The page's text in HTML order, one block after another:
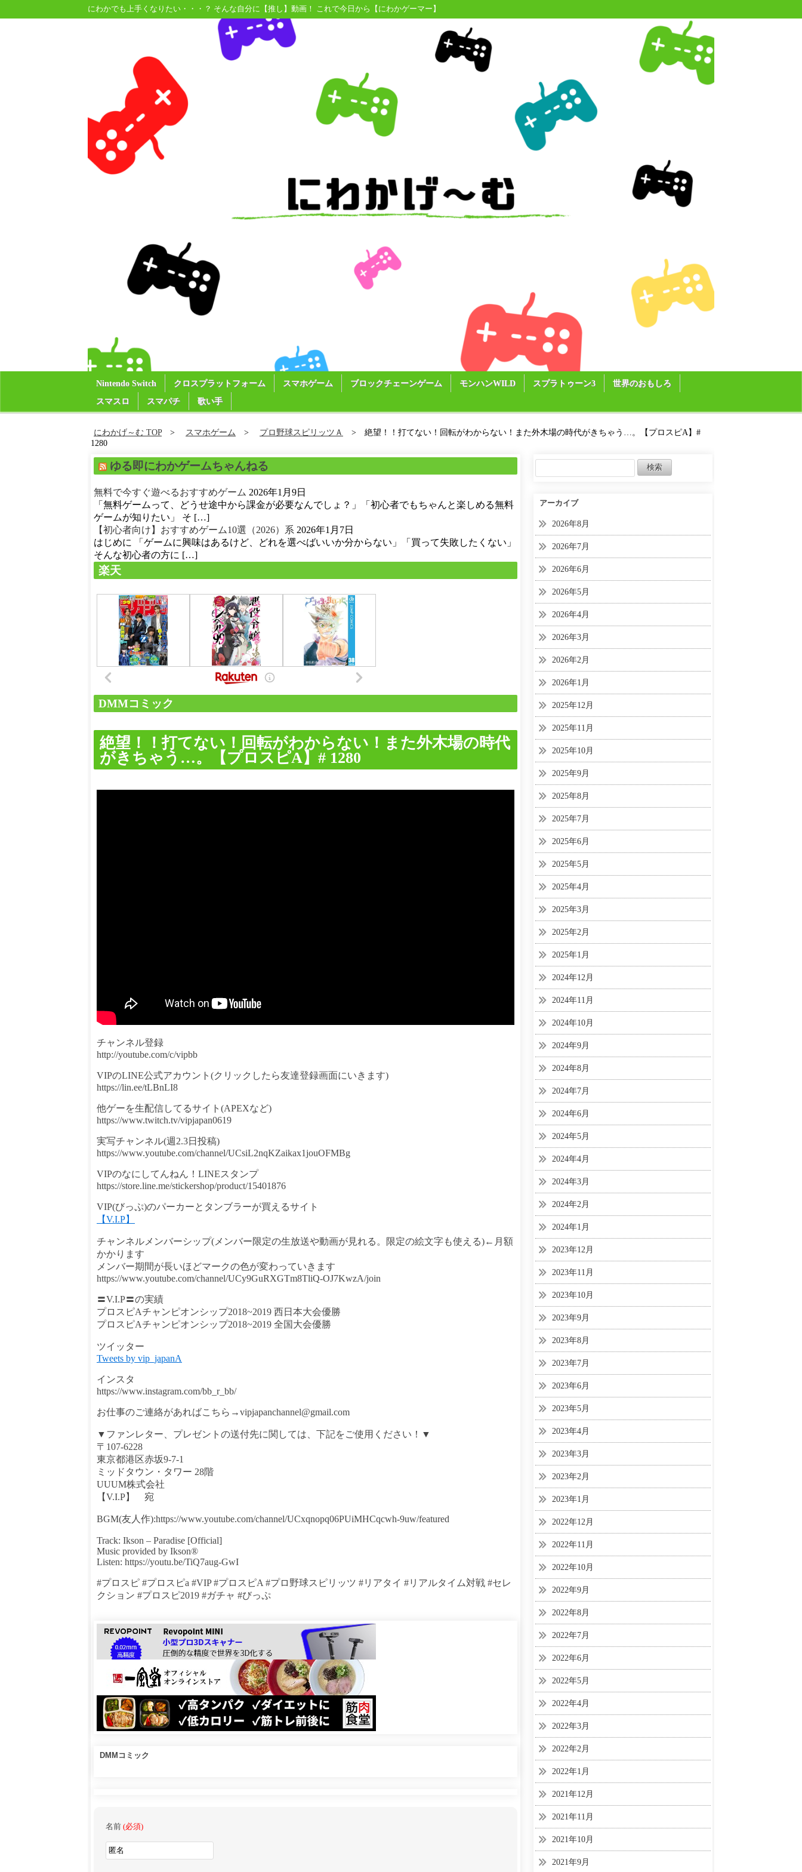
にわかでも上手くなりたい・・・？ そんな自分に【推し】動画！ これで今日から【にわかゲーマー】
Nintendo Switch クロスプラットフォーム スマホゲーム ブロックチェーンゲーム モンハンWILD スプラトゥーン3
世界のおもしろ
スマスロ
スマパチ 歌い手
にわかげ～む TOP スマホゲーム プロ野球スピリッツＡ
絶望！！打てない！回転がわからない！また外木場の時代がきちゃう…。【プロスピA】#
1280
ゆる即にわかゲームちゃんねる
無料で今すぐ遊べるおすすめゲーム 2026年1月9日
「無料ゲームって、どうせ途中から課金が必要なんでしょ？」「初心者でもちゃんと楽しめる無料
ゲームが知りたい」 そ […]
【初心者向け】おすすめゲーム10選（2026）系 2026年1月7日
はじめに 「ゲームに興味はあるけど、どれを選べばいいか分からない」「買って失敗したくない」
そんな初心者の方に […]
楽天
DMMコミック
絶望！！打てない！回転がわからない！また外木場の時代
がきちゃう…。【プロスピA】# 1280
チャンネル登録
http://youtube.com/c/vipbb
VIPのLINE公式アカウント(クリックしたら友達登録画面にいきます)
https://lin.ee/tLBnLI8
他ゲーを生配信してるサイト(APEXなど)
https://www.twitch.tv/vipjapan0619
実写チャンネル(週2.3日投稿)
https://www.youtube.com/channel/UCsiL2nqKZaikax1jouOFMBg
VIPのなにしてんねん！LINEスタンプ
https://store.line.me/stickershop/product/15401876
VIP(びっぷ)のパーカーとタンブラーが買えるサイト
【V.I.P】
チャンネルメンバーシップ(メンバー限定の生放送や動画が見れる。限定の絵文字も使える)←月額
かかります
メンバー期間が長いほどマークの色が変わっていきます
https://www.youtube.com/channel/UCy9GuRXGTm8TliQ-OJ7KwzA/join
〓V.I.P〓の実績
プロスピAチャンピオンシップ2018~2019 西日本大会優勝
プロスピAチャンピオンシップ2018~2019 全国大会優勝
ツイッター
Tweets by vip_japanA
インスタ
https://www.instagram.com/bb_r_bb/
お仕事のご連絡があればこちら→vipjapanchannel@gmail.com
▼ファンレター、プレゼントの送付先に関しては、下記をご使用ください！▼
〒107-6228
東京都港区赤坂9-7-1
ミッドタウン・タワー 28階
UUUM株式会社
【V.I.P】 宛
BGM(友人作):https://www.youtube.com/channel/UCxqnopq06PUiMHCqcwh-9uw/featured
Track: Ikson – Paradise [Official]
Music provided by Ikson®
Listen: https://youtu.be/TiQ7aug-GwI
#プロスピ #プロスピa #VIP #プロスピA #プロ野球スピリッツ #リアタイ #リアルタイム対戦 #セレ
クション #プロスピ2019 #ガチャ #びっぷ
DMMコミック
名前 (必須)
アーカイブ
2026年8月
2026年7月
2026年6月
2026年5月
2026年4月
2026年3月
2026年2月
2026年1月
2025年12月
2025年11月
2025年10月
2025年9月
2025年8月
2025年7月
2025年6月
2025年5月
2025年4月
2025年3月
2025年2月
2025年1月
2024年12月
2024年11月
2024年10月
2024年9月
2024年8月
2024年7月
2024年6月
2024年5月
2024年4月
2024年3月
2024年2月
2024年1月
2023年12月
2023年11月
2023年10月
2023年9月
2023年8月
2023年7月
2023年6月
2023年5月
2023年4月
2023年3月
2023年2月
2023年1月
2022年12月
2022年11月
2022年10月
2022年9月
2022年8月
2022年7月
2022年6月
2022年5月
2022年4月
2022年3月
2022年2月
2022年1月
2021年12月
2021年11月
2021年10月
2021年9月